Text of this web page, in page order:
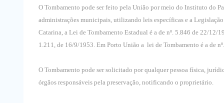
O Tombamento pode ser feito pela União por meio do Instituto do
administrações municipais, utilizando leis específicas e a
Catarina, a Lei de Tombamento Estadual é a de nº. 5.846 de 22/12/
1.211, de 16/9/1953. Em Porto União a lei de Tombamento é a de
O Tombamento pode ser solicitado por qualquer pessoa física,
órgãos responsáveis pela preservação, notificando o proprietário.